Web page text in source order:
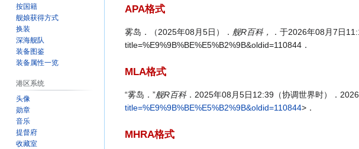
APA格式
雾岛．（2025年08月5日）． 舰R百科，
．于2026年08月7日
title=%E9%9B%BE%E5%B2%9B&oldid=110844．
MLA格式
“雾岛．”舰R百科．2025年08月5日12:39（协调世界时）．
title=%E9%9B%BE%E5%B2%9B&oldid=110844>．
MHRA格式
按国籍
舰娘获得方式
换装
深海舰队
装备图鉴
装备属性一览
港区系统
头像
勋章
音乐
提督府
收藏室